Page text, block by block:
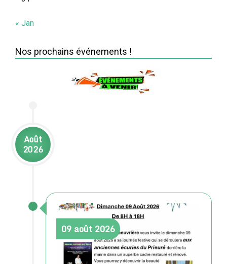
« Jan
Nos prochains événements !
Août
2026
09 août 2026